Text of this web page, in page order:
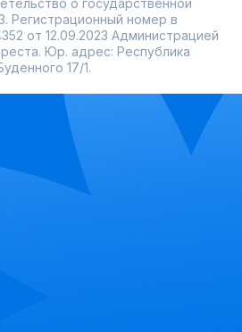
о государственной
Регистрационный номер в
от 12.09.2023 Администрацией
Юр. адрес: Республика
17/1.